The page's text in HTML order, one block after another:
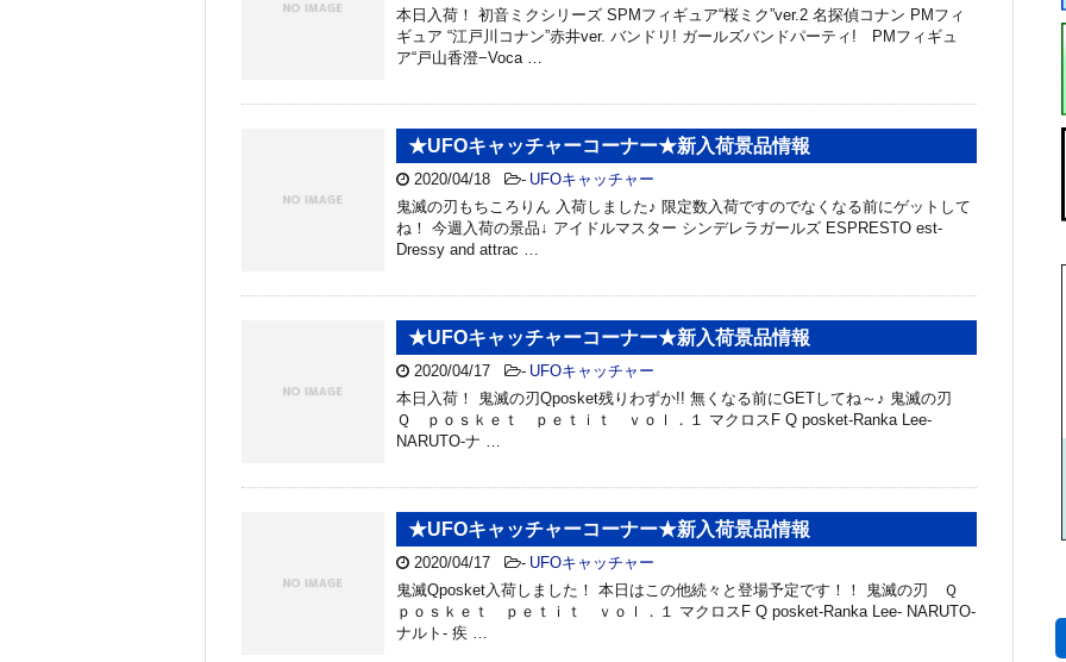
本日入荷！ 初音ミクシリーズ SPMフィギュア“桜ミク”ver.2 名探偵コナン PMフィ
ギュア “江戸川コナン”赤井ver. バンドリ! ガールズバンドパーティ! PMフィギュ
ア“戸山香澄−Voca …
★UFOキャッチャーコーナー★新入荷景品情報
2020/04/18 - UFOキャッチャー
鬼滅の刃もちころりん 入荷しました♪ 限定数入荷ですのでなくなる前にゲットして
ね！ 今週入荷の景品↓ アイドルマスター シンデレラガールズ ESPRESTO est-
Dressy and attrac …
★UFOキャッチャーコーナー★新入荷景品情報
2020/04/17 - UFOキャッチャー
本日入荷！ 鬼滅の刃Qposket残りわずか!! 無くなる前にGETしてね～♪ 鬼滅の刃
Ｑ ｐｏｓｋｅｔ ｐｅｔｉｔ ｖｏｌ．１ マクロスF Q posket-Ranka Lee-
NARUTO-ナ …
★UFOキャッチャーコーナー★新入荷景品情報
2020/04/17 - UFOキャッチャー
鬼滅Qposket入荷しました！ 本日はこの他続々と登場予定です！！ 鬼滅の刃 Ｑ
ｐｏｓｋｅｔ ｐｅｔｉｔ ｖｏｌ．１ マクロスF Q posket-Ranka Lee- NARUTO-
ナルト- 疾 …